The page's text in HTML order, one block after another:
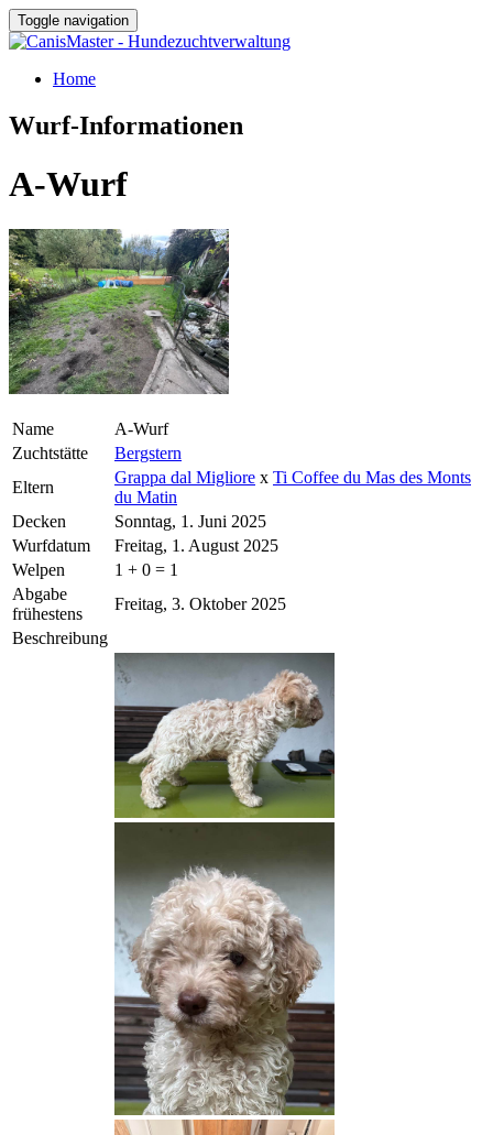
Toggle navigation
Home
Wurf-Informationen
A-Wurf
Name
A-Wurf
Zuchtstätte
Bergstern
Eltern
Grappa dal Migliore x Ti Coffee du Mas des Monts
du Matin
Decken
Sonntag, 1. Juni 2025
Wurfdatum
Freitag, 1. August 2025
Welpen
1 + 0 = 1
Abgabe
frühestens
Freitag, 3. Oktober 2025
Beschreibung